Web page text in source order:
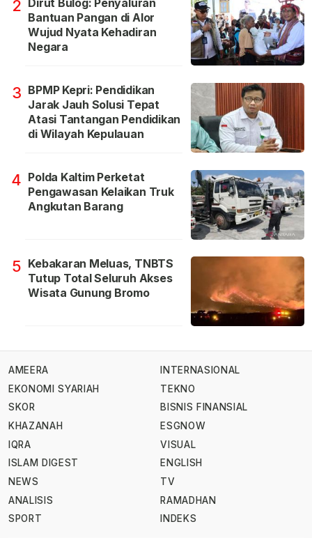
2 Dirut Bulog: Penyaluran
Bantuan Pangan di Alor
Wujud Nyata Kehadiran
Negara
3 BPMP Kepri: Pendidikan
Jarak Jauh Solusi Tepat
Atasi Tantangan Pendidikan
di Wilayah Kepulauan
4 Polda Kaltim Perketat
Pengawasan Kelaikan Truk
Angkutan Barang
5 Kebakaran Meluas, TNBTS
Tutup Total Seluruh Akses
Wisata Gunung Bromo
AMEERA
EKONOMI SYARIAH
SKOR
KHAZANAH
IQRA
ISLAM DIGEST
NEWS
ANALISIS
SPORT
INTERNASIONAL
TEKNO
BISNIS FINANSIAL
ESGNOW
VISUAL
ENGLISH
TV
RAMADHAN
INDEKS